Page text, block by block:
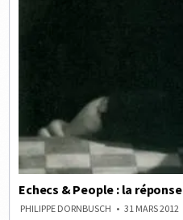
Echecs & People : la
PHILIPPE DORNBUSCH 31 MARS 2012